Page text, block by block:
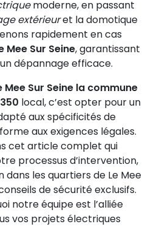
moderne, en passant
extérieuret la domotique
rapidement en cas
Mee Sur Seine, garantissant
dépannage efficace.
Sur Seine la commune
local, c’est opter pour un
aux spécificités de
aux exigences légales.
cet article complet qui
processus d’intervention,
dans les quartiers de Le Mee
de sécurité exclusifs.
notre équipe est l’alliée
vos projets électriques